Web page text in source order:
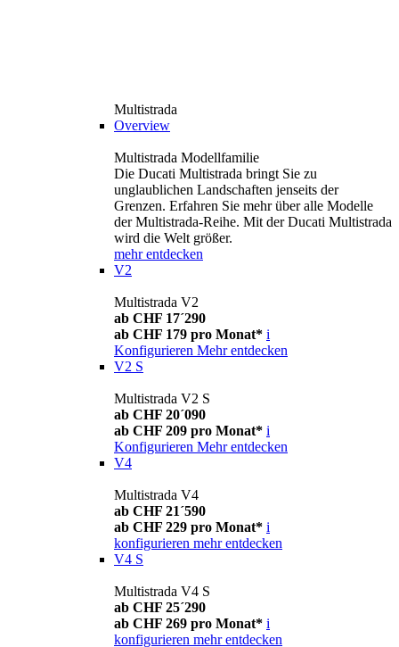
Multistrada
Overview
Multistrada Modellfamilie
Die Ducati Multistrada bringt Sie zu
unglaublichen Landschaften jenseits der
Grenzen. Erfahren Sie mehr über alle Modelle
der Multistrada-Reihe. Mit der Ducati Multistrada
wird die Welt größer.
mehr entdecken
V2
Multistrada V2
ab CHF 17´290
ab CHF 179 pro Monat* i
Konfigurieren Mehr entdecken
V2 S
Multistrada V2 S
ab CHF 20´090
ab CHF 209 pro Monat* i
Konfigurieren Mehr entdecken
V4
Multistrada V4
ab CHF 21´590
ab CHF 229 pro Monat* i
konfigurieren mehr entdecken
V4 S
Multistrada V4 S
ab CHF 25´290
ab CHF 269 pro Monat* i
konfigurieren mehr entdecken